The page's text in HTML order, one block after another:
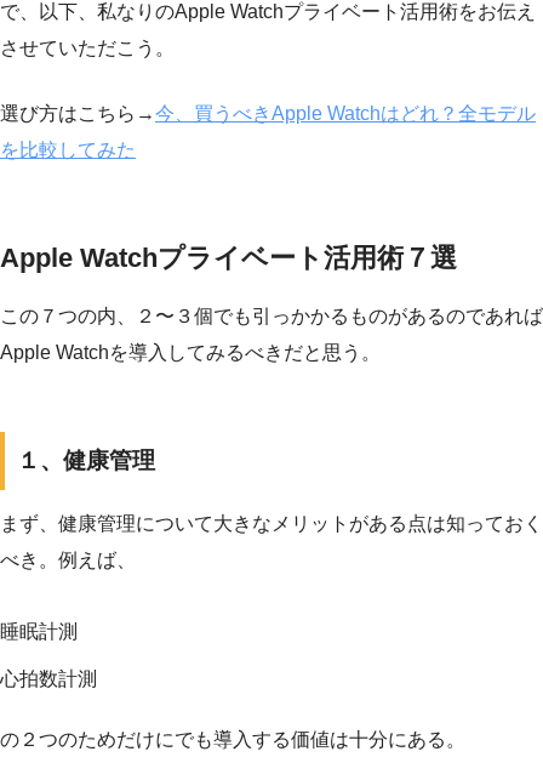
で、以下、私なりのApple Watchプライベート活用術をお伝え
させていただこう。
選び方はこちら→今、買うべきApple Watchはどれ？全モデル
を比較してみた
Apple Watchプライベート活用術７選
この７つの内、２〜３個でも引っかかるものがあるのであれば
Apple Watchを導入してみるべきだと思う。
１、健康管理
まず、健康管理について大きなメリットがある点は知っておく
べき。例えば、
睡眠計測
心拍数計測
の２つのためだけにでも導入する価値は十分にある。